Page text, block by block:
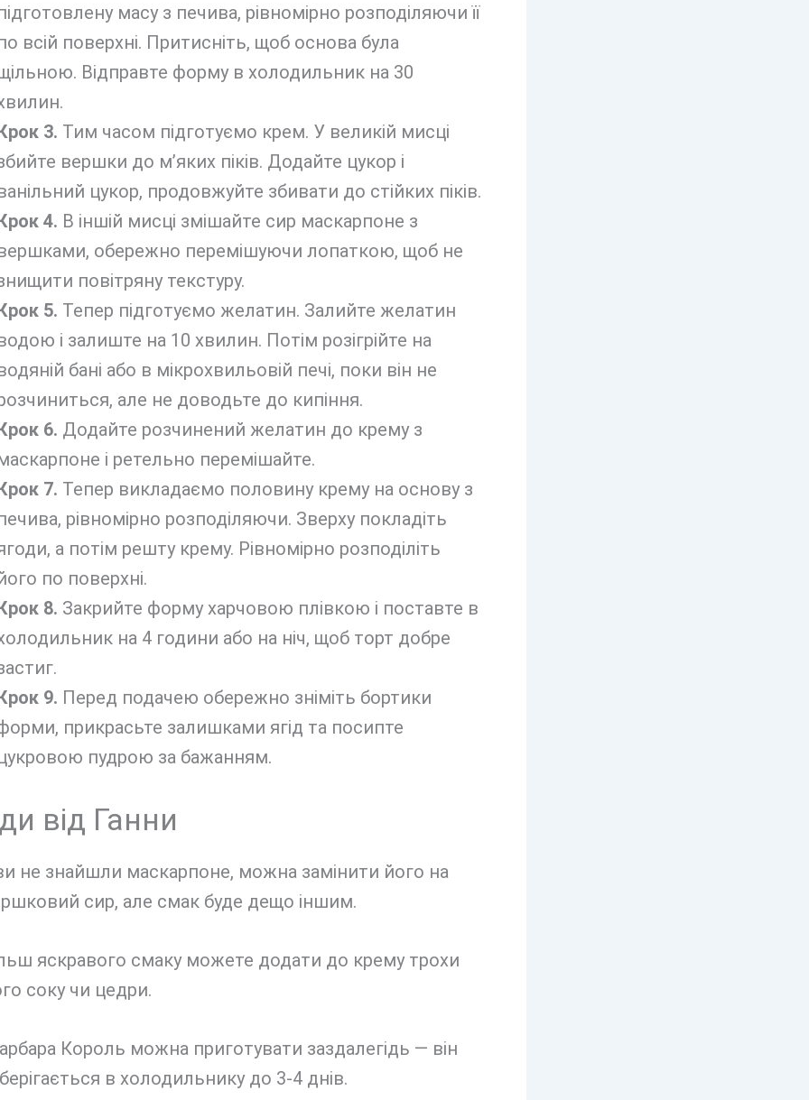
масу з печива, рівномірно розподіляючи її
всій поверхні. Притисніть, щоб основа була
Відправте форму в холодильник на 30
3. Тим часом підготуємо крем. У великій мисці
вершки до м’яких піків. Додайте цукор і
цукор, продовжуйте збивати до стійких піків.
4. В іншій мисці змішайте сир маскарпоне з
обережно перемішуючи лопаткою, щоб не
повітряну текстуру.
5. Тепер підготуємо желатин. Залийте желатин
і залиште на 10 хвилин. Потім розігрійте на
бані або в мікрохвильовій печі, поки він не
але не доводьте до кипіння.
6. Додайте розчинений желатин до крему з
і ретельно перемішайте.
7. Тепер викладаємо половину крему на основу з
рівномірно розподіляючи. Зверху покладіть
а потім решту крему. Рівномірно розподіліть
по поверхні.
8. Закрийте форму харчовою плівкою і поставте в
на 4 години або на ніч, щоб торт добре
9. Перед подачею обережно зніміть бортики
прикрасьте залишками ягід та посипте
пудрою за бажанням.
від Ганни
не знайшли маскарпоне, можна замінити його на
сир, але смак буде дещо іншим.
яскравого смаку можете додати до крему трохи
соку чи цедри.
Король можна приготувати заздалегідь — він
в холодильнику до 3-4 днів.